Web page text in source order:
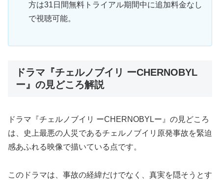
方は31日間無料トライアル期間中に追加料金なし
で視聴可能。
ドラマ『チェルノブイリ ーCHERNOBYL
ー』の見どころ解説
ドラマ『チェルノブイリ ーCHERNOBYLー』の見どころ
は、史上最悪の人災であるチェルノブイリ原発事故を緊迫
感あふれる映像で描いている点です。
このドラマは、事故の経緯だけでなく、真実を隠そうとす